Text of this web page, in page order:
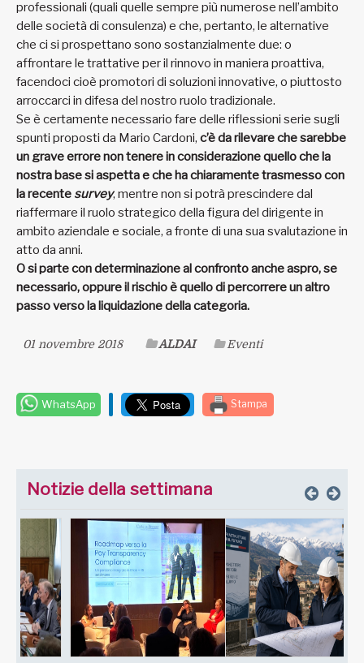
professionali (quali quelle sempre più numerose nell’ambito
delle società di consulenza) e che, pertanto, le alternative
che ci si prospettano sono sostanzialmente due: o
affrontare le trattative per il rinnovo in maniera proattiva,
facendoci cioè promotori di soluzioni innovative, o piuttosto
arroccarci in difesa del nostro ruolo tradizionale.
Se è certamente necessario fare delle riflessioni serie sugli
spunti proposti da Mario Cardoni, c’è da rilevare che sarebbe
un grave errore non tenere in considerazione quello che la
nostra base si aspetta e che ha chiaramente trasmesso con
la recente survey, mentre non si potrà prescindere dal
riaffermare il ruolo strategico della figura del dirigente in
ambito aziendale e sociale, a fronte di una sua svalutazione in
atto da anni.
O si parte con determinazione al confronto anche aspro, se
necessario, oppure il rischio è quello di percorrere un altro
passo verso la liquidazione della categoria.
01 novembre 2018 ALDAI Eventi
WhatsApp Stampa
Notizie della settimana